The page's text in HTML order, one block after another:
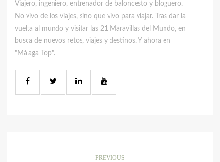
Viajero, ingeniero, entrenador de baloncesto y bloguero.
No vivo de los viajes, sino que vivo para viajar. Tras dar la
vuelta al mundo y visitar las 21 Maravillas del Mundo, en
busca de nuevos retos, viajes y destinos. Y ahora en
"Málaga Top".
PREVIOUS